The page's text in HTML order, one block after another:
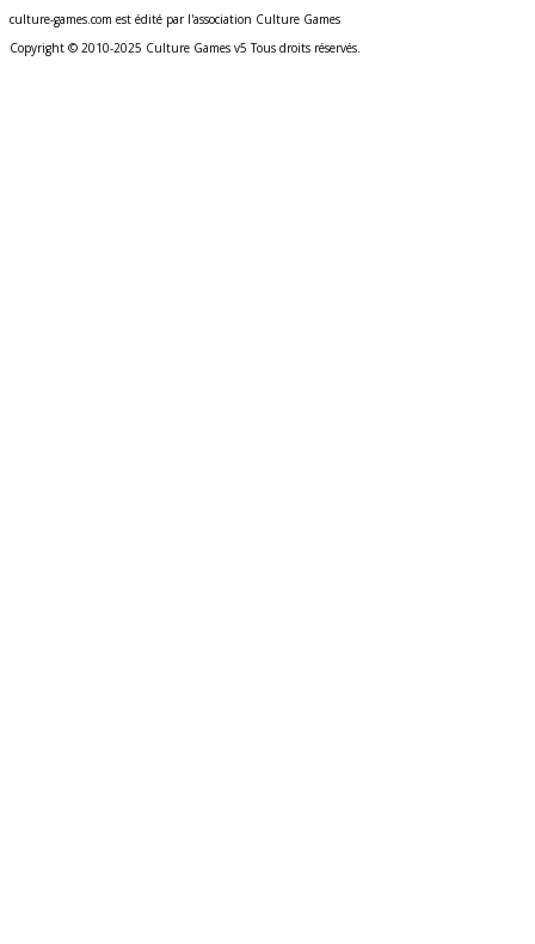
culture-games.com est édité par l'association Culture Games
Copyright © 2010-2025 Culture Games v5 Tous droits réservés.